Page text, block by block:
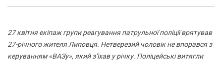
27 квітня екіпаж групи реагування патрульної поліції врятував
27-річного жителя Липовця. Нетверезий чоловік не впорався з
керуванням «ВАЗу», який з’їхав у річку. Поліцейські витягли